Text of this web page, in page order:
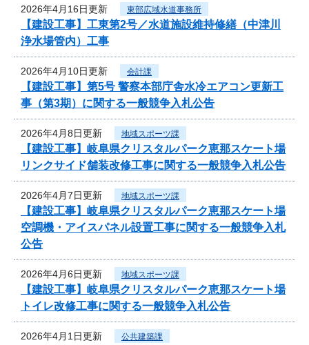
2026年4月16日更新 東部広域水道事務所
【建設工事】工東第2号／水道施設維持修繕（中津川
浄水場管内）工事
2026年4月10日更新 会計課
【建設工事】第5号 警察本部庁舎水冷エアコン更新工
事（第3期）に関する一般競争入札公告
2026年4月8日更新 地域スポーツ課
【建設工事】岐阜県クリスタルパーク恵那スケート場
リンクサイド舗装改修工事に関する一般競争入札公告
2026年4月7日更新 地域スポーツ課
【建設工事】岐阜県クリスタルパーク恵那スケート場
空調機・アイスパネル設置工事に関する一般競争入札
公告
2026年4月6日更新 地域スポーツ課
【建設工事】岐阜県クリスタルパーク恵那スケート場
トイレ改修工事に関する一般競争入札公告
2026年4月1日更新 公共建築課